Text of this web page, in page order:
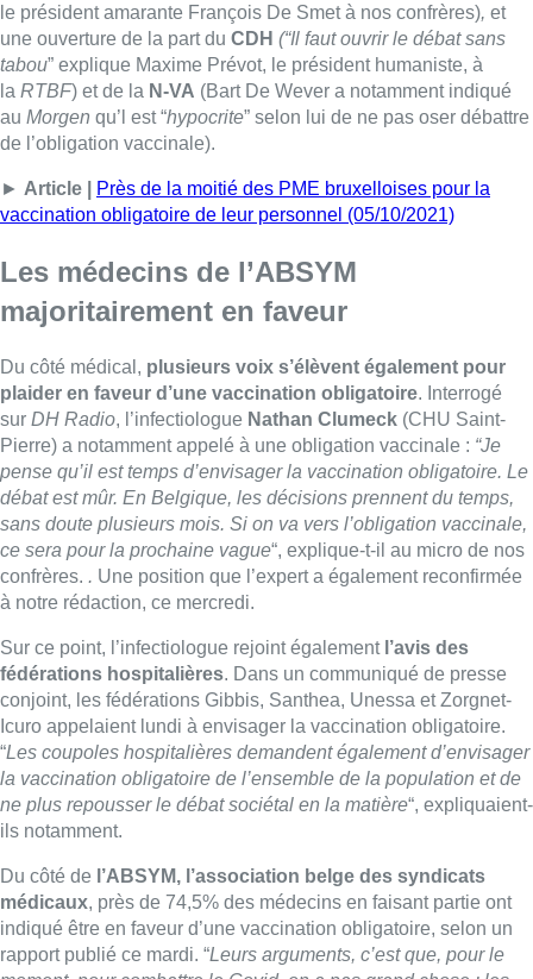
le président amarante François De Smet à nos confrères), et
une ouverture de la part du CDH (“Il faut ouvrir le débat sans
tabou” explique Maxime Prévot, le président humaniste, à
la RTBF) et de la N-VA (Bart De Wever a notamment indiqué
au Morgen qu’l est “hypocrite” selon lui de ne pas oser débattre
de l’obligation vaccinale).
► Article |
Près de la moitié des PME bruxelloises pour la
vaccination obligatoire de leur personnel (05/10/2021)
Les médecins de l’ABSYM
majoritairement en faveur
Du côté médical, plusieurs voix s’élèvent également pour
plaider en faveur d’une vaccination obligatoire. Interrogé
sur DH Radio, l’infectiologue Nathan Clumeck (CHU Saint-
Pierre) a notamment appelé à une obligation vaccinale : “Je
pense qu’il est temps d’envisager la vaccination obligatoire. Le
débat est mûr. En Belgique, les décisions prennent du temps,
sans doute plusieurs mois. Si on va vers l’obligation vaccinale,
ce sera pour la prochaine vague“, explique-t-il au micro de nos
confrères. . Une position que l’expert a également reconfirmée
à notre rédaction, ce mercredi.
Sur ce point, l’infectiologue rejoint également l’avis des
fédérations hospitalières. Dans un communiqué de presse
conjoint, les fédérations Gibbis, Santhea, Unessa et Zorgnet-
Icuro appelaient lundi à envisager la vaccination obligatoire.
“Les coupoles hospitalières demandent également d’envisager
la vaccination obligatoire de l’ensemble de la population et de
ne plus repousser le débat sociétal en la matière“, expliquaient-
ils notamment.
Du côté de l’ABSYM, l’association belge des syndicats
médicaux, près de 74,5% des médecins en faisant partie ont
indiqué être en faveur d’une vaccination obligatoire, selon un
rapport publié ce mardi. “Leurs arguments, c’est que, pour le